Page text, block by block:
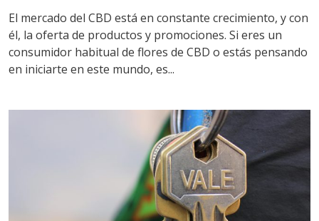
El mercado del CBD está en constante crecimiento, y con
él, la oferta de productos y promociones. Si eres un
consumidor habitual de flores de CBD o estás pensando
en iniciarte en este mundo, es...